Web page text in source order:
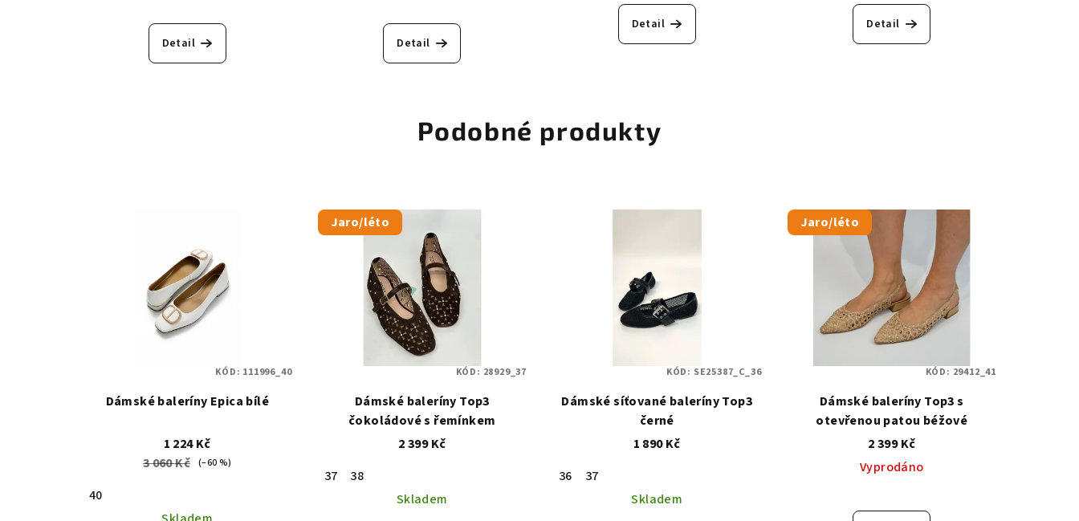
Detail Detail
Detail Detail
Podobné produkty
Dámské baleríny Epica bílé
1 224 Kč
3 060 Kč (–60 %)
40
KÓD: 111996_40
Jaro/léto
Dámské baleríny Top3
čokoládové s řemínkem
2 399 Kč
37
38
Skladem
KÓD: 28929_37
Dámské síťované baleríny Top3
černé
1 890 Kč
36
37
Skladem
KÓD: SE25387_C_36
Jaro/léto
Dámské baleríny Top3 s
otevřenou patou béžové
2 399 Kč
Vyprodáno
KÓD: 29412_41